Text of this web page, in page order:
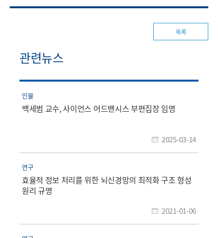
목록
관련뉴스
인물
백세범 교수, 사이언스 어드밴시스 부편집장 임명
2025-03-14
연구
효율적 정보 처리를 위한 뇌신경망의 최적화 구조 형성
원리 규명
2021-01-06